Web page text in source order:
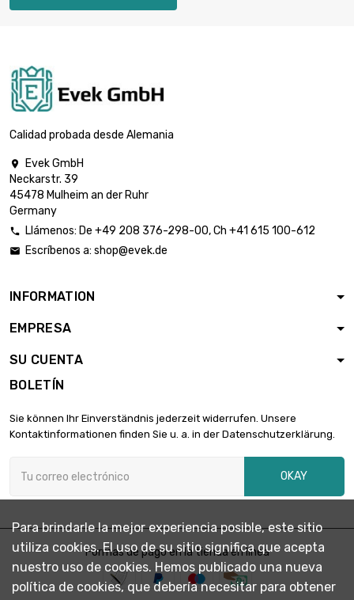
largo : 1 Meter
diámetro : 22mm
largo : 1 Meter
largo : 1 Meter
diámetro : 26mm
257,00 €
largo : 1 Meter
largo : 1 Meter
diámetro : 30mm
342,07 € 
Calidad probada desde Alemania

Evek GmbH
Neckarstr. 39
45478 Mulheim an der Ruhr
Germany
 Llámenos: De +49 208 376-298-00, Ch +41 615 100-612
 Escríbenos a: shop@evek.de
INFORMATION
EMPRESA
SU CUENTA
BOLETÍN
Sie können Ihr Einverständnis jederzeit widerrufen. Unsere
Kontaktinformationen finden Sie u. a. in der Datenschutzerklärung.
OKAY
Formas de pago en la tienda en línea
Para brindarle la mejor experiencia posible, este sitio
utiliza cookies. El uso de su sitio significa que acepta
nuestro uso de cookies. Hemos publicado una nueva
política de cookies, que debería necesitar para obtener